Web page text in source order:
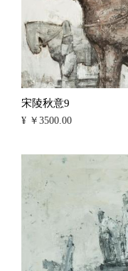
宋陵秋意9
¥ ￥3500.00